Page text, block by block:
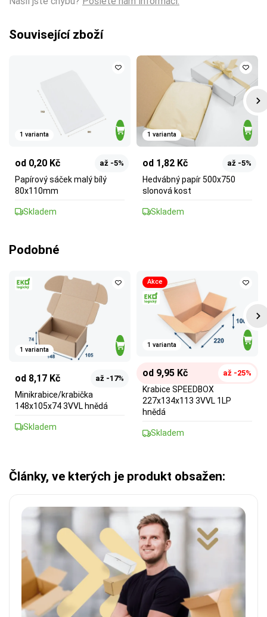
Související zboží
1 varianta
od 0,20 Kč až -5%
Papírový sáček malý bílý
80x110mm
Skladem
1 varianta
od 1,82 Kč až -5%
Hedvábný papír 500x750
slonová kost
Skladem
Podobné
1 varianta
od 8,17 Kč až -17%
Minikrabice/krabička
148x105x74 3VVL hnědá
Skladem
Akce
1 varianta
od 9,95 Kč až -25%
Krabice SPEEDBOX
227x134x113 3VVL 1LP
hnědá
Skladem
Články, ve kterých je produkt obsažen: